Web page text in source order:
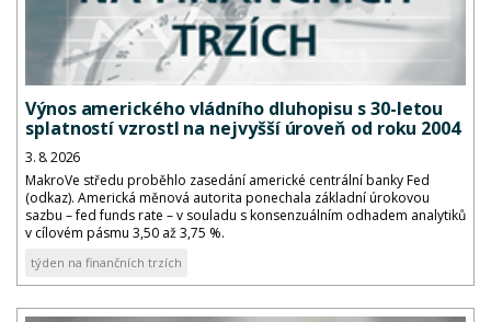
Výnos amerického vládního dluhopisu s 30-letou
splatností vzrostl na nejvyšší úroveň od roku 2004
3. 8. 2026
MakroVe středu proběhlo zasedání americké centrální banky Fed
(odkaz). Americká měnová autorita ponechala základní úrokovou
sazbu – fed funds rate – v souladu s konsenzuálním odhadem analytiků
v cílovém pásmu 3,50 až 3,75 %.
týden na finančních trzích